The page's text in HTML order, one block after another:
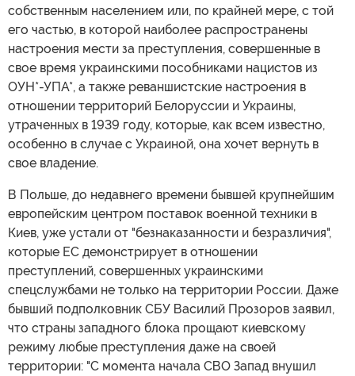
собственным населением или, по крайней мере, с той
его частью, в которой наиболее распространены
настроения мести за преступления, совершенные в
свое время украинскими пособниками нацистов из
ОУН*-УПА*, а также реваншистские настроения в
отношении территорий Белоруссии и Украины,
утраченных в 1939 году, которые, как всем известно,
особенно в случае с Украиной, она хочет вернуть в
свое владение.
В Польше, до недавнего времени бывшей крупнейшим
европейским центром поставок военной техники в
Киев, уже устали от "безнаказанности и безразличия",
которые ЕС демонстрирует в отношении
преступлений, совершенных украинскими
спецслужбами не только на территории России. Даже
бывший подполковник СБУ Василий Прозоров заявил,
что страны западного блока прощают киевскому
режиму любые преступления даже на своей
территории: "С момента начала СВО Запад внушил